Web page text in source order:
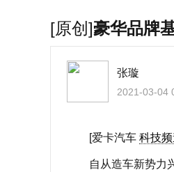
[原创]豪华品牌
张璇
2021-03-04
[爱卡汽车 科技
自从造车新势力兴